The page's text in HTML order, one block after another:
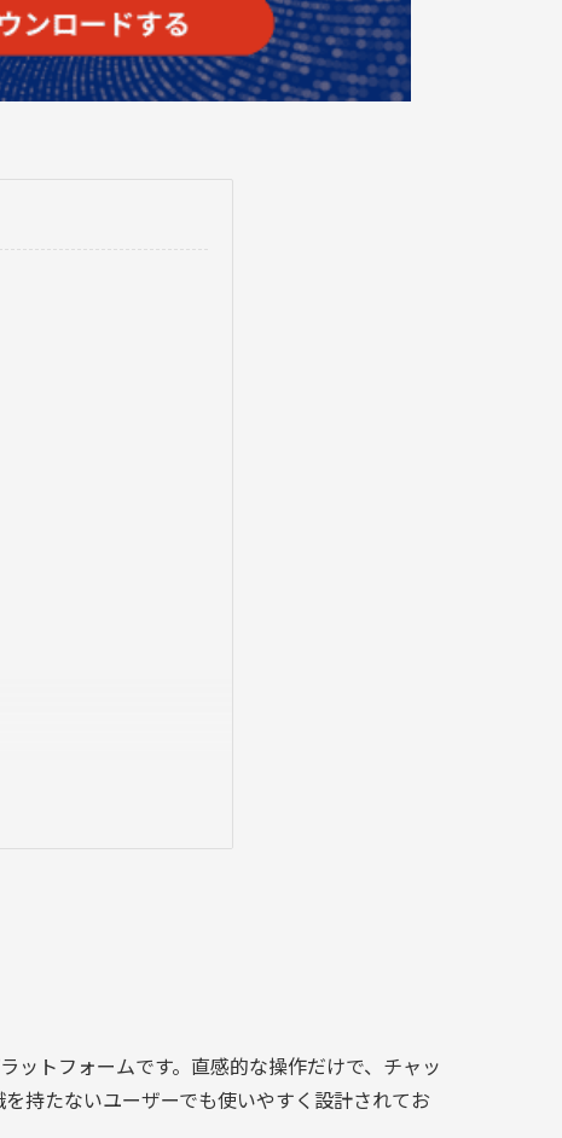
ットフォームです。直感的な操作だけで、チャッ
持たないユーザーでも使いやすく設計されてお